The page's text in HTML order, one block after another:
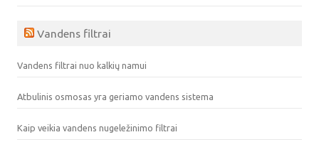
Vandens filtrai
Vandens filtrai nuo kalkių namui
Atbulinis osmosas yra geriamo vandens sistema
Kaip veikia vandens nugeležinimo filtrai